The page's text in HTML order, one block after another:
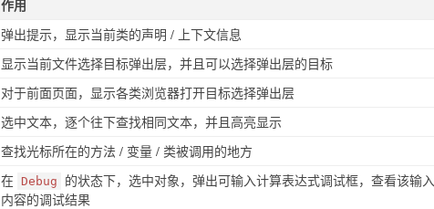
作用
弹出提示，显示当前类的声明 / 上下文信息
显示当前文件选择目标弹出层，并且可以选择弹出层的目标
对于前面页面，显示各类浏览器打开目标选择弹出层
选中文本，逐个往下查找相同文本，并且高亮显示
查找光标所在的方法 / 变量 / 类被调用的地方
在 Debug
的状态下，选中对象，弹出可输入计算表达式调试框，查看该输入
内容的调试结果